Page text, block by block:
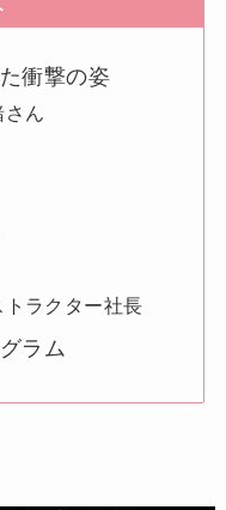
衝撃の姿
ん
ラクター社長
ラム